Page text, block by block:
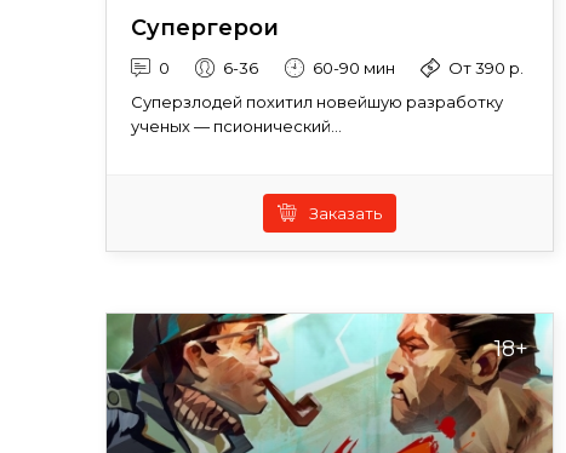
Супергерои
0 6-36 60-90 мин
От 390 р.
Суперзлодей похитил новейшую разработку
ученых — псионический...
Заказать
18+